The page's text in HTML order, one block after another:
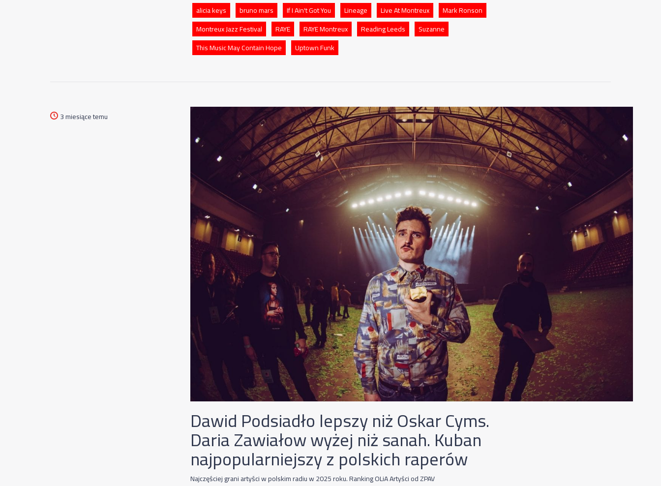
alicia keys bruno mars If I Ain't Got You Lineage Live At Montreux
Mark Ronson
Montreux Jazz Festival
RAYE RAYE Montreux Reading Leeds
Suzanne
This Music May Contain Hope
Uptown Funk
3 miesiące temu
Dawid Podsiadło lepszy niż Oskar Cyms.
Daria Zawiałow wyżej niż sanah. Kuban
najpopularniejszy z polskich raperów
Najczęściej grani artyści w polskim radiu w 2025 roku. Ranking OLiA Artyści od ZPAV